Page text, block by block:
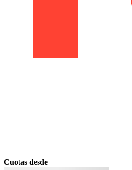
Cuotas desde